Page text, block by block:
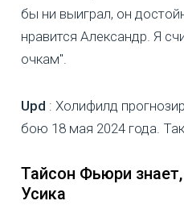
бы ни выиграл, он
нравится Александр. Я
очкам".
Upd : Холифилд
бою 18 мая 2024 года.
Тайсон Фьюри
Усика